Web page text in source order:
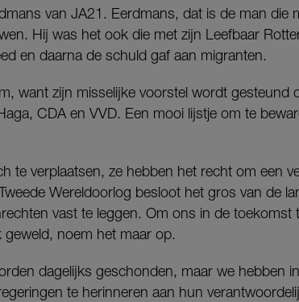
van JA21. Eerdmans, dat is de man die
Hij was het ook die met zijn Leefbaar
en daarna de schuld gaf aan migranten.
want zijn misselijke voorstel wordt gesteund
CDA en VVD. Een mooi lijstje om te
te verplaatsen, ze hebben het recht om een
Wereldoorlog besloot het gros van de
vast te leggen. Om ons in de toekomst
noem het maar op.
dagelijks geschonden, maar we hebben
te herinneren aan hun